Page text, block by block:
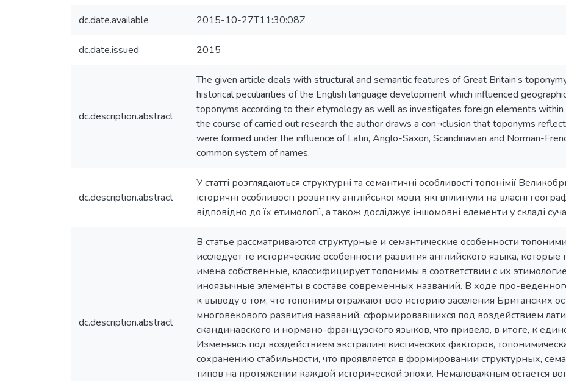
dc.date.available 2015-10-27T11:30:08Z
dc.date.issued 2015
dc.description.abstract
The given article deals with structural and semantic features of Great Britain’s
historical peculiarities of the English language development which influenced
toponyms according to their etymology as well as investigates foreign elements within
the course of carried out research the author draws a con¬clusion that toponyms
were formed under the influence of Latin, Anglo-Saxon, Scandinavian and Norman-
common system of names.
dc.description.abstract
У статті розглядаються структурні та семантичні особливості топонімії
історичні особливості розвитку англійської мови, які вплинули на власні
відповідно до їх етимології, а також досліджує іншомовні елементи у складі
dc.description.abstract
В статье рассматриваются структурные и семантические особенности
исследует те исторические особенности развития английского языка,
имена собственные, классифицирует топонимы в соответствии с их
иноязычные элементы в составе современных названий. В ходе про-
к выводу о том, что топонимы отражают всю историю заселения Британских
многовекового развития названий, сформировавшихся под воздействием
скандинавского и нормано-французского языков, что привело, в итоге, к
Изменяясь под воздействием экстралингвистических факторов,
сохранению стабильности, что проявляется в формировании структурных,
типов на протяжении каждой исторической эпохи. Немаловажным остается